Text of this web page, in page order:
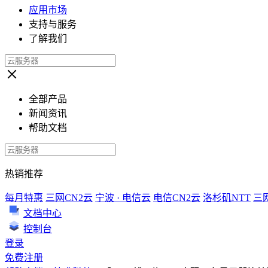
应用市场
支持与服务
了解我们
全部产品
新闻资讯
帮助文档
热销推荐
每月特惠 三网CN2云 宁波 · 电信云 电信CN2云 洛杉矶NTT 三
文档中心
控制台
登录
免费注册